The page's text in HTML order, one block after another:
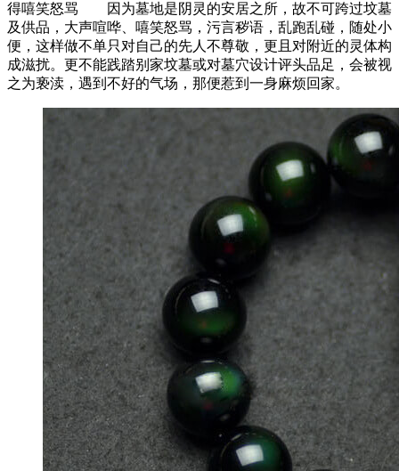
得嘻笑怒骂 因为墓地是阴灵的安居之所，故不可跨过坟墓
及供品，大声喧哗、嘻笑怒骂，污言秽语，乱跑乱碰，随处小
便，这样做不单只对自己的先人不尊敬，更且对附近的灵体构
成滋扰。更不能践踏别家坟墓或对墓穴设计评头品足，会被视
之为亵渎，遇到不好的气场，那便惹到一身麻烦回家。